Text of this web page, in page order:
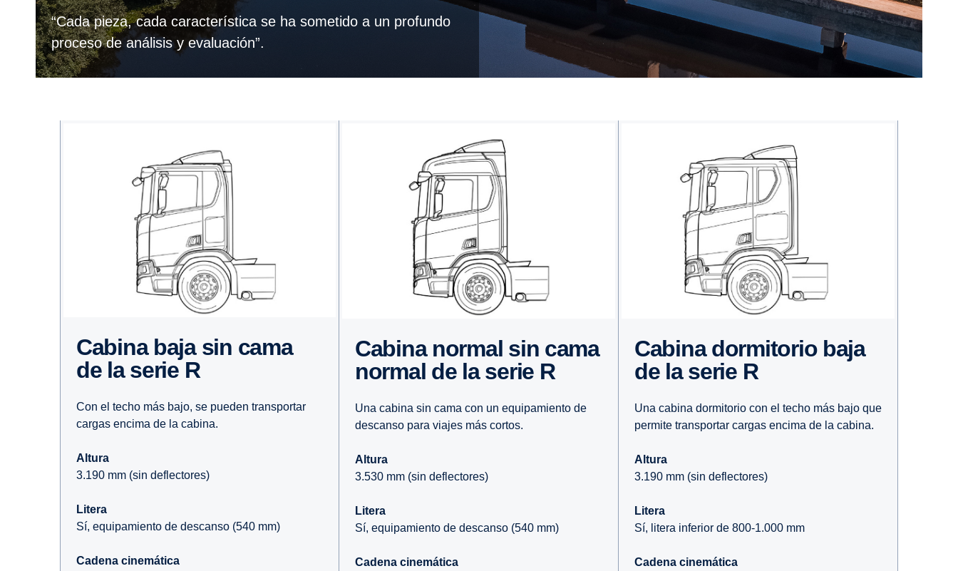
“Cada pieza, cada característica se ha sometido a un profundo
proceso de análisis y evaluación”.
Cabina baja sin cama
de la serie R
Con el techo más bajo, se pueden transportar
cargas encima de la cabina.
Altura
3.190 mm (sin deflectores)
Litera
Sí, equipamiento de descanso (540 mm)
Cadena cinemática
Cabina normal sin cama
normal de la serie R
Una cabina sin cama con un equipamiento de
descanso para viajes más cortos.
Altura
3.530 mm (sin deflectores)
Litera
Sí, equipamiento de descanso (540 mm)
Cadena cinemática
Cabina dormi­torio baja
de la serie R
Una cabina dormitorio con el techo más bajo que
permite transportar cargas encima de la cabina.
Altura
3.190 mm (sin deflectores)
Litera
Sí, litera inferior de 800-1.000 mm
Cadena cinemática